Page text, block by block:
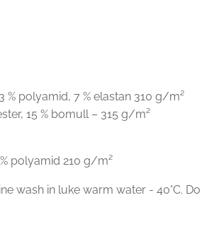
% polyamid, 7 % elastan 310 g/m²
15 % bomull – 315 g/m²
polyamid 210 g/m²
wash in luke warm water - 40°C. Do